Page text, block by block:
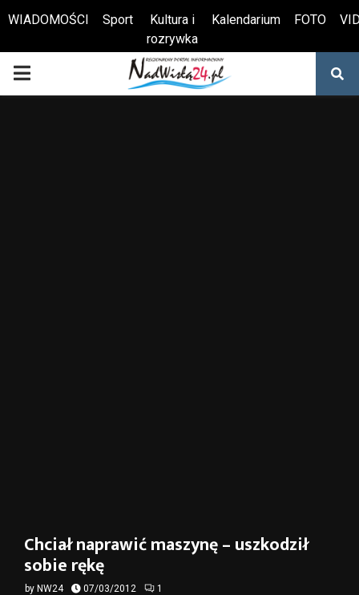
Otwórz pasek narzędzi
WIADOMOŚCI Sport
Kultura i
rozrywka
Kalendarium FOTO
PRIMARY
Chciał naprawić maszynę – uszkodził
sobie rękę
by NW24 07/03/2012 1